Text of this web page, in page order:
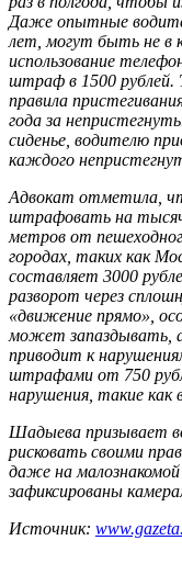
Даже опытные
лет, могут быть не в
использование
штраф в 1500
правила
года за
сиденье, водителю
каждого
Адвокат отметила,
штрафовать на
метров от
городах, таких как
составляет 3000
разворот через
«движение прямо»,
может запаздывать,
приводит к
штрафами от 750
нарушения, такие как
Шадыева призывает
рисковать своими
даже на
зафиксированы
Источник: